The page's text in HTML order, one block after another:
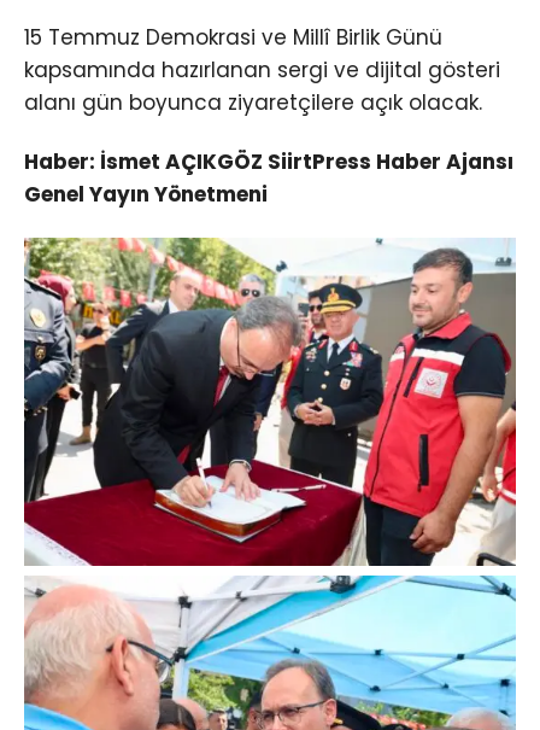
15 Temmuz Demokrasi ve Millî Birlik Günü
kapsamında hazırlanan sergi ve dijital gösteri
alanı gün boyunca ziyaretçilere açık olacak.
Haber: İsmet AÇIKGÖZ SiirtPress Haber Ajansı
Genel Yayın Yönetmeni